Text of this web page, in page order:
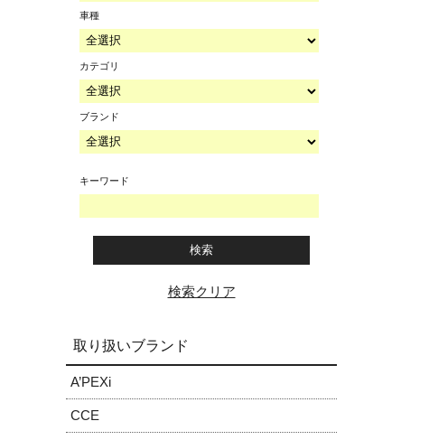
車種
カテゴリ
ブランド
キーワード
検索クリア
取り扱いブランド
A’PEXi
CCE